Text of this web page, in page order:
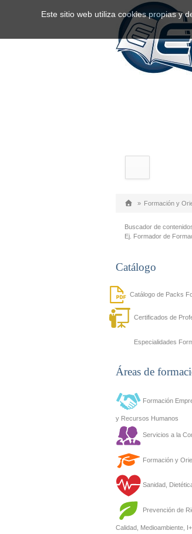
» Formación y
Buscador de
Ej. Formador de
Catálogo
Catálogo de Packs
Certificados de
Especialidades
Áreas de
Formación
y Recursos Humanos
Servicios a la
Formación y
Sanidad,
Prevención de
Calidad, Medioambiente,
Este sitio web utiliza cookies propias y